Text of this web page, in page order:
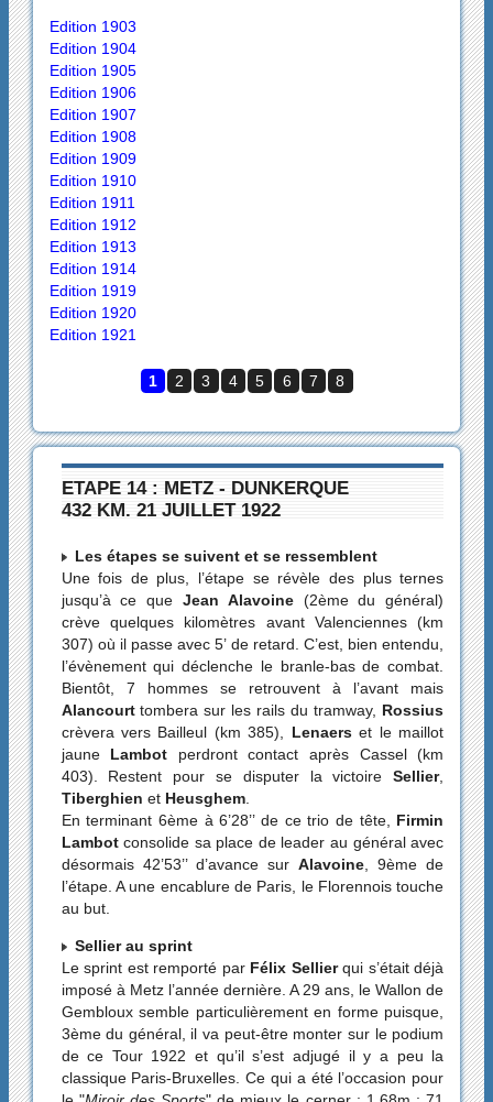
Edition 1903
Edition 1904
Edition 1905
Edition 1906
Edition 1907
Edition 1908
Edition 1909
Edition 1910
Edition 1911
Edition 1912
Edition 1913
Edition 1914
Edition 1919
Edition 1920
Edition 1921
1 2 3 4 5 6 7 8
ETAPE 14 : METZ - DUNKERQUE
432 KM. 21 JUILLET 1922
Les étapes se suivent et se ressemblent
Une fois de plus, l’étape se révèle des plus ternes
jusqu’à ce que Jean Alavoine(2ème du général)
crève quelques kilomètres avant Valenciennes (km
307) où il passe avec 5’ de retard. C’est, bien entendu,
l’évènement qui déclenche le branle-bas de combat.
Bientôt, 7 hommes se retrouvent à l’avant mais
Alancourttombera sur les rails du tramway, Rossius
crèvera vers Bailleul (km 385), Lenaerset le maillot
jaune Lambot perdront contact après Cassel (km
403). Restent pour se disputer la victoireSellier,
Tiberghien et Heusghem.
En terminant 6ème à 6’28’’ de ce trio de tête, Firmin
Lambotconsolide sa place de leader au général avec
désormais 42’53’’ d’avance sur Alavoine , 9ème de
l’étape. A une encablure de Paris, le Florennois touche
au but.
Sellier au sprint
Le sprint est remporté par Félix Sellierqui s’était déjà
imposé à Metz l’année dernière. A 29 ans, le Wallon de
Gembloux semble particulièrement en forme puisque,
3ème du général, il va peut-être monter sur le podium
de ce Tour 1922 et qu’il s’est adjugé il y a peu la
classique Paris-Bruxelles. Ce qui a été l’occasion pour